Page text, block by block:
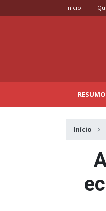
Início
Início